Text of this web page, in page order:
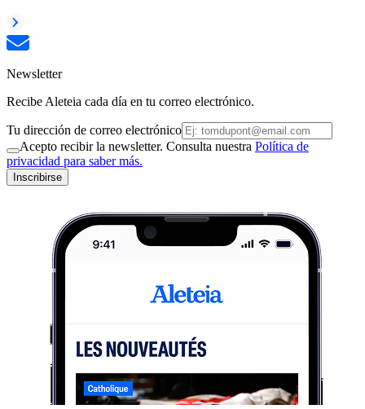
Newsletter
Recibe Aleteia cada día en tu correo electrónico.
Tu dirección de correo electrónico
Acepto recibir la newsletter. Consulta nuestra Política de
privacidad para saber más.
Inscribirse